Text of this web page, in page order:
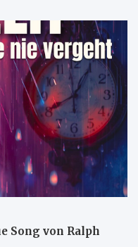
Song von Ralph